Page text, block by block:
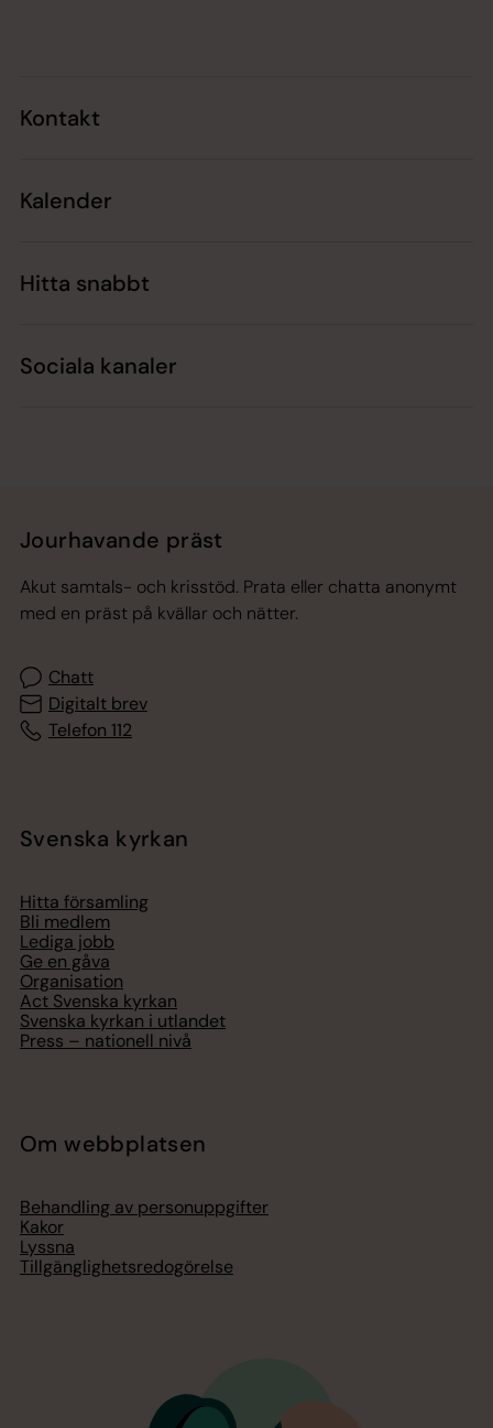
Kontakt
Kalender
Hitta snabbt
Sociala kanaler
Jourhavande präst
Akut samtals- och krisstöd. Prata eller chatta anonymt
med en präst på kvällar och nätter.
Chatt
Digitalt brev
Telefon 112
Svenska kyrkan
Hitta församling
Bli medlem
Lediga jobb
Ge en gåva
Organisation
Act Svenska kyrkan
Svenska kyrkan i utlandet
Press – nationell nivå
Om webbplatsen
Behandling av personuppgifter
Kakor
Lyssna
Tillgänglighetsredogörelse